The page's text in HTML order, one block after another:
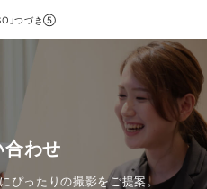
」つづき⑤
合わせ
ぴったりの撮影をご提案。